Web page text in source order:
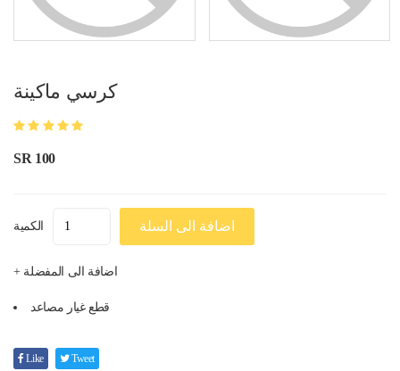
كرسي ماكينة
SR 100
الكمية اضافة الى السلة
+ اضافة الى المفضلة
قطع غيار مصاعد
Like Tweet